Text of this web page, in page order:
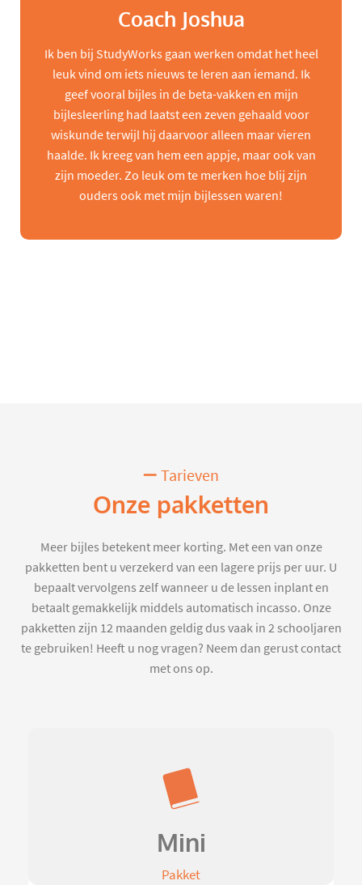
Coach Joshua
Ik ben bij StudyWorks gaan werken omdat het heel
leuk vind om iets nieuws te leren aan iemand. Ik
geef vooral bijles in de beta-vakken en mijn
bijlesleerling had laatst een zeven gehaald voor
wiskunde terwijl hij daarvoor alleen maar vieren
haalde. Ik kreeg van hem een appje, maar ook van
zijn moeder. Zo leuk om te merken hoe blij zijn
ouders ook met mijn bijlessen waren!
Tarieven
Onze pakketten
Meer bijles betekent meer korting. Met een van onze
pakketten bent u verzekerd van een lagere prijs per uur. U
bepaalt vervolgens zelf wanneer u de lessen inplant en
betaalt gemakkelijk middels automatisch incasso. Onze
pakketten zijn 12 maanden geldig dus vaak in 2 schooljaren
te gebruiken! Heeft u nog vragen? Neem dan gerust contact
met ons op.
Mini
Pakket